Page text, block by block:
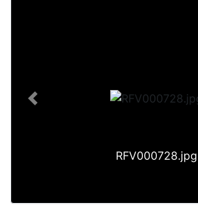
RFV000728.jpg
Previous